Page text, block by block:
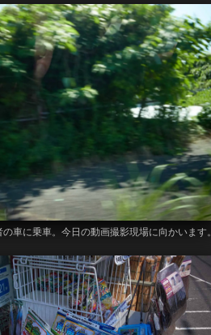
車に乗車。今日の動画撮影現場に向かいます